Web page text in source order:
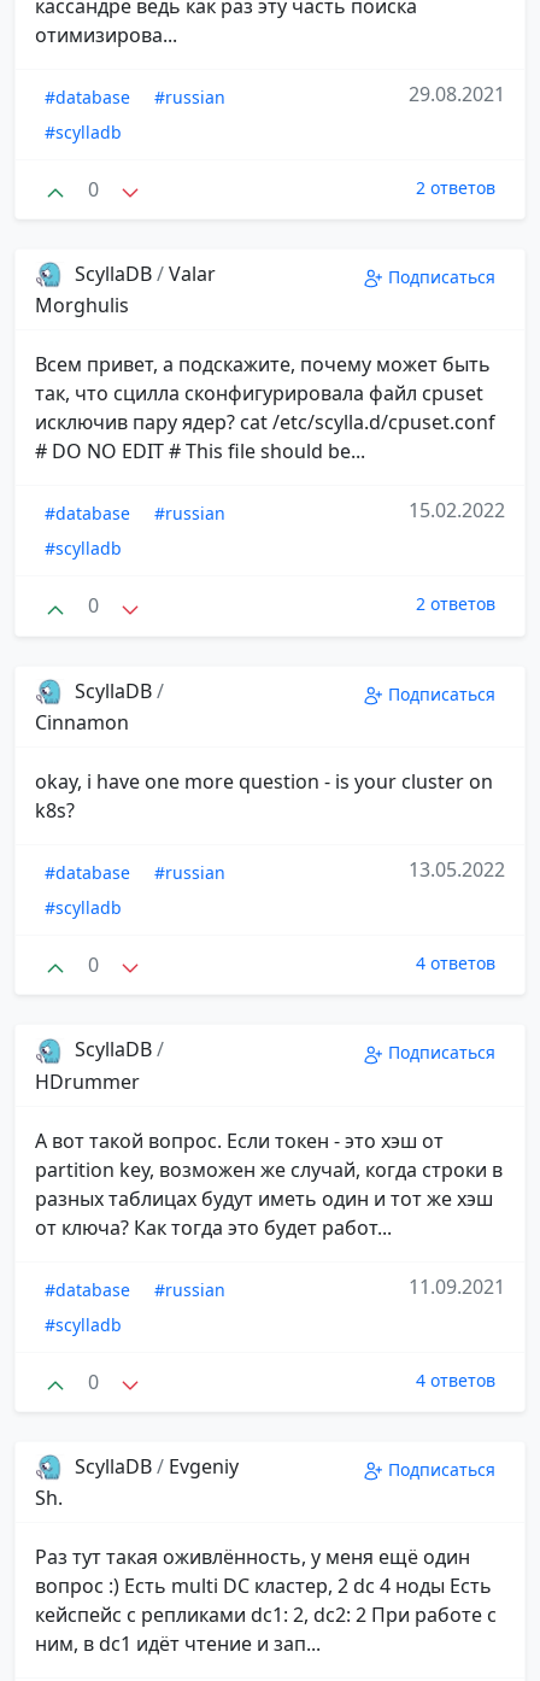
кассандре ведь как раз эту часть поиска
отимизирова...
#database
#russian
#scylladb
29.08.2021
0 2 ответов
ScyllaDB/Valar
Morghulis
Подписаться
Всем привет, а подскажите, почему может быть
так, что сцилла сконфигурировала файл cpuset
исключив пару ядер? cat /etc/scylla.d/cpuset.conf
# DO NO EDIT # This file should be...
#database
#russian
#scylladb
15.02.2022
0 2 ответов
ScyllaDB/
Cinnamon
Подписаться
okay, i have one more question - is your cluster on
k8s?
#database
#russian
#scylladb
13.05.2022
0 4 ответов
ScyllaDB/
HDrummer
Подписаться
А вот такой вопрос. Если токен - это хэш от
partition key, возможен же случай, когда строки в
разных таблицах будут иметь один и тот же хэш
от ключа? Как тогда это будет работ...
#database
#russian
#scylladb
11.09.2021
0 4 ответов
ScyllaDB/ Evgeniy
Sh.
Подписаться
Раз тут такая оживлённость, у меня ещё один
вопрос :) Есть multi DC кластер, 2 dc 4 ноды Есть
кейспейс с репликами dc1: 2, dc2: 2 При работе с
ним, в dc1 идёт чтение и зап...